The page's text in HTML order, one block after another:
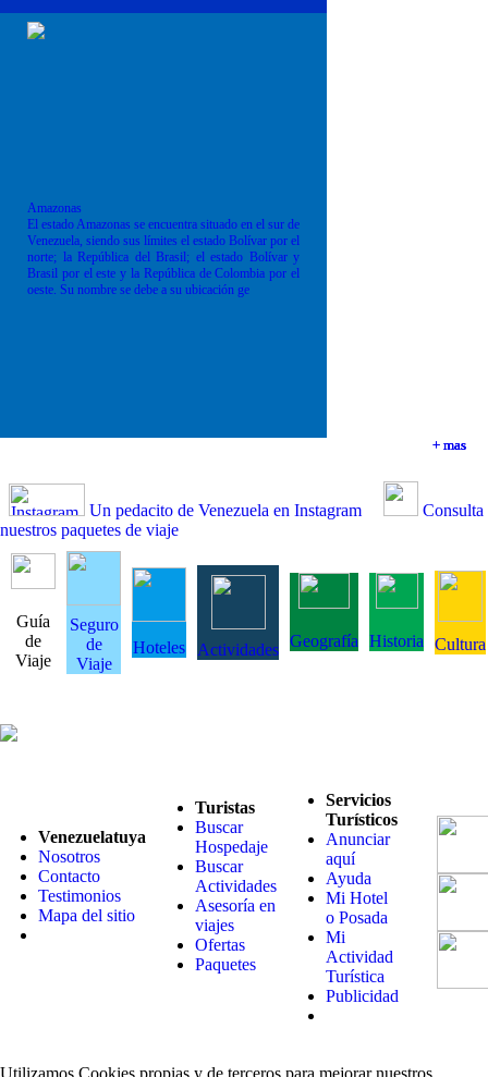
+ mas
+ mas
+ mas
Amazonas
El estado Amazonas se encuentra situado en el sur de
Venezuela, siendo sus límites el estado Bolívar por el
norte; la República del Brasil; el estado Bolívar y
Brasil por el este y la República de Colombia por el
oeste. Su nombre se debe a su ubicación ge
+ mas
Un pedacito de Venezuela en Instagram
Consulta
nuestros paquetes de viaje
Guía
de
Viaje
Seguro
de
Viaje
Hoteles Actividades Geografía Historia Cultura
Venezuelatuya
Nosotros
Contacto
Testimonios
Mapa del sitio
Turistas
Buscar
Hospedaje
Buscar
Actividades
Asesoría en
viajes
Ofertas
Paquetes
Servicios
Turísticos
Anunciar
aquí
Ayuda
Mi Hotel
o Posada
Mi
Actividad
Turística
Publicidad
Utilizamos Cookies propias y de terceros para mejorar nuestros